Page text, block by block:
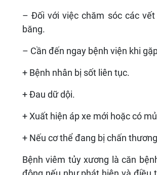
– Đối với việc chăm sóc các
băng.
– Cần đến ngay bệnh viện khi
+ Bệnh nhân bị sốt liên tục.
+ Đau dữ dội.
+ Xuất hiện áp xe mới hoặc có
+ Nếu cơ thể đang bị chấn
Bệnh viêm tủy xương là căn